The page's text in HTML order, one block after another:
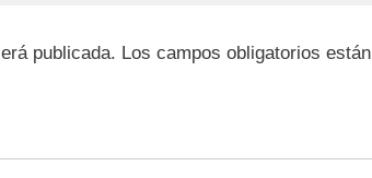
publicada. Los campos obligatorios están